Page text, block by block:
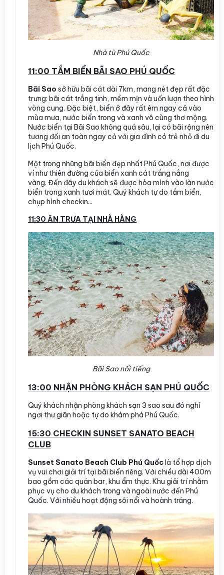
Nhà tù Phú Quốc
11:00 TẮM BIỂN BÃI SAO PHÚ QUỐC
Bãi Sao sở hữu bãi cát dài 7km, mang nét đẹp rất đặc
trưng: bãi cát trắng tinh, mềm mịn và uốn lượn theo hình
vòng cung. Đặc biệt, biển ở đây rất êm ngay cả vào
mùa mưa, nước biển trong và xanh vô cùng thơ mộng.
Nước biển tại Bãi Sao không quá sâu, lại có bãi rộng nên
tương đối an toàn ngay cả với gia đình có trẻ nhỏ đi du
lịch Phú Quốc.
Một trong những bãi biển đẹp nhất Phú Quốc, nơi được
ví như thiên đường của biển xanh cát trắng nắng
vàng. Đến đây du khách sẽ được hòa mình vào làn nước
biển trong xanh tươi mát. Quý khách tự do tắm biển,
chụp hình checkin...
11:30 ĂN TRƯA TẠI NHÀ HÀNG
Bãi Sao nổi tiếng
13:00 NHẬN PHÒNG KHÁCH SẠN PHÚ QUỐC
Quý khách nhận phòng khách sạn 3 sao sau đó nghỉ
ngơi thư giãn hoặc tự do khám phá Phú Quốc.
15:30 CHECKIN SUNSET SANATO BEACH
CLUB
Sunset Sanato Beach Club Phú Quốclà tổ hợp dịch
vụ vui chơi giải trí tại bãi biển riêng. Với chiều dài 400m
bao gồm các quán bar, khu ẩm thực. Khu giải trí nhằm
phục vụ cho du khách trong và ngoài nước đến Phú
Quốc. Với nhiều hoạt động sôi nổi và hoành tráng.